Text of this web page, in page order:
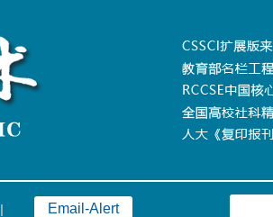
| Email-Alert